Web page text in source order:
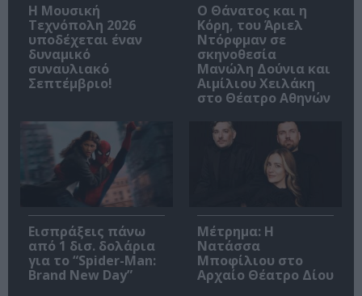
Η Μουσική
Τεχνόπολη 2026
υποδέχεται έναν
δυναμικό
συναυλιακό
Σεπτέμβριο!
Ο Θάνατος και η
Κόρη, του Άριελ
Ντόρφμαν σε
σκηνοθεσία
Μανώλη Δούνια και
Αιμίλιου Χειλάκη
στο Θέατρο Αθηνών
Εισπράξεις πάνω
από 1 δισ. δολάρια
για το “Spider-Man:
Brand New Day”
Μέτρημα: Η
Νατάσσα
Μποφίλιου στο
Αρχαίο Θέατρο Δίου